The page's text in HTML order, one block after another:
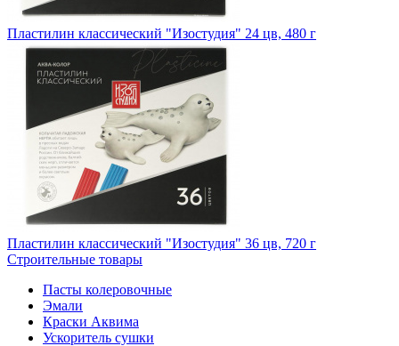
Пластилин классический "Изостудия" 24 цв, 480 г
Пластилин классический "Изостудия" 36 цв, 720 г
Строительные товары
Пасты колеровочные
Эмали
Краски Аквима
Ускоритель сушки